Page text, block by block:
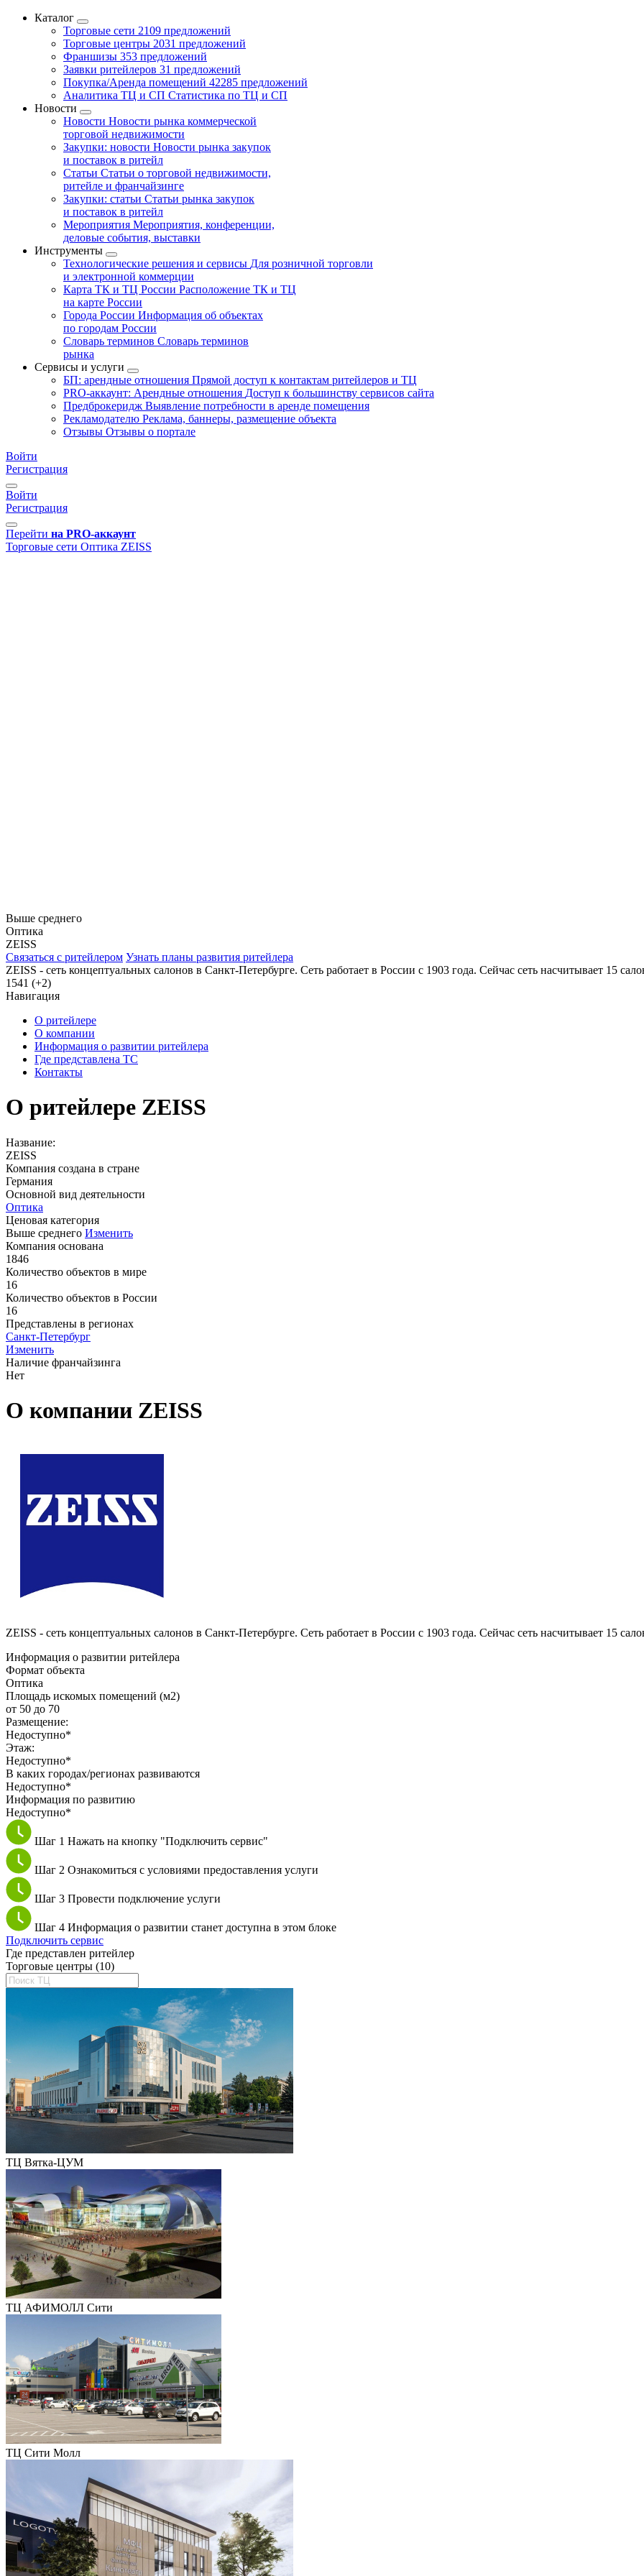
Каталог
Торговые сети 2109 предложений
Торговые центры 2031 предложений
Франшизы 353 предложений
Заявки ритейлеров 31 предложений
Покупка/Аренда помещений 42285 предложений
Аналитика ТЦ и СП Статистика по ТЦ и СП
Новости
Новости Новости рынка коммерческой
торговой недвижимости
Закупки: новости Новости рынка закупок
и поставок в ритейл
Статьи Статьи о торговой недвижимости,
ритейле и франчайзинге
Закупки: статьи Статьи рынка закупок
и поставок в ритейл
Мероприятия Мероприятия, конференции,
деловые события, выставки
Инструменты
Технологические решения и сервисы Для розничной торговли
и электронной коммерции
Карта ТК и ТЦ России Расположение ТК и ТЦ
на карте России
Города России Информация об объектах
по городам России
Словарь терминов Словарь терминов
рынка
Сервисы и услуги
БП: арендные отношения Прямой доступ к контактам ритейлеров и ТЦ
PRO-аккаунт: Арендные отношения Доступ к большинству сервисов сайта
Предброкеридж Выявление потребности в аренде помещения
Рекламодателю Реклама, баннеры, размещение объекта
Отзывы Отзывы о портале
Войти
Регистрация
Войти
Регистрация
Перейти на PRO-аккаунт
Торговые сети Оптика ZEISS
Выше среднего
Оптика
ZEISS
Связаться с ритейлером Узнать планы развития ритейлера
ZEISS - сеть концептуальных салонов в Санкт-Петербурге. Сеть работает в России с 1903 года. Сейчас сеть насчитывает 15
1541 (+2)
Навигация
О ритейлере
О компании
Информация о развитии ритейлера
Где представлена ТС
Контакты
О ритейлере ZEISS
Название:
ZEISS
Компания создана в стране
Германия
Основной вид деятельности
Оптика
Ценовая категория
Выше среднего Изменить
Компания основана
1846
Количество объектов в мире
16
Количество объектов в России
16
Представлены в регионах
Санкт-Петербург
Изменить
Наличие франчайзинга
Нет
О компании ZEISS
ZEISS - сеть концептуальных салонов в Санкт-Петербурге. Сеть работает в России с 1903 года. Сейчас сеть насчитывает 15
Информация о развитии ритейлера
Формат объекта
Оптика
Площадь искомых помещений (м2)
от 50 до 70
Размещение:
Недоступно*
Этаж:
Недоступно*
В каких городах/регионах развиваются
Недоступно*
Информация по развитию
Недоступно*
Шаг 1 Нажать на кнопку "Подключить сервис"
Шаг 2 Ознакомиться с условиями предоставления услуги
Шаг 3 Провести подключение услуги
Шаг 4 Информация о развитии станет доступна в этом блоке
Подключить сервис
Где представлен ритейлер
Торговые центры (10)
ТЦ Вятка-ЦУМ
ТЦ АФИМОЛЛ Сити
ТЦ Сити Молл